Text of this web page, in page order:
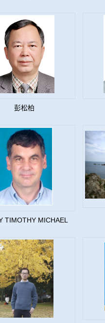
彭松柏
TIMOTHY MICHAEL